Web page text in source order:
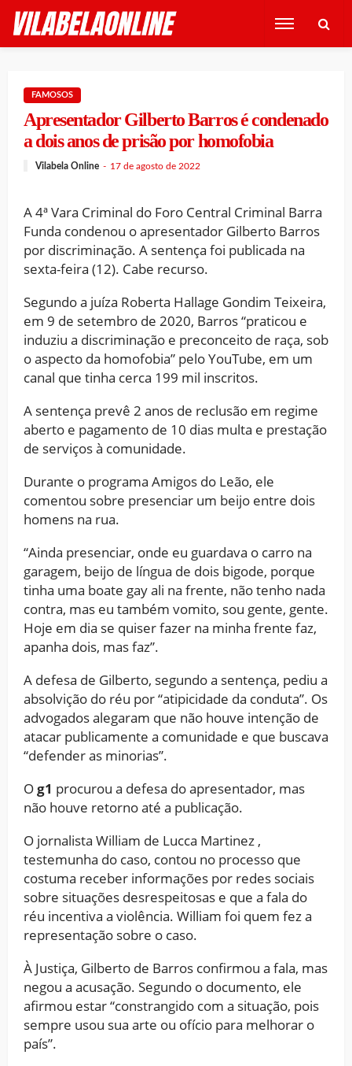
FAMOSOS
Apresentador Gilberto Barros é condenado
a dois anos de prisão por homofobia
Vilabela Online 17 de agosto de 2022
A 4ª Vara Criminal do Foro Central Criminal Barra
Funda condenou o apresentador Gilberto Barros
por discriminação. A sentença foi publicada na
sexta-feira (12). Cabe recurso.
Segundo a juíza Roberta Hallage Gondim Teixeira,
em 9 de setembro de 2020, Barros “praticou e
induziu a discriminação e preconceito de raça, sob
o aspecto da homofobia” pelo YouTube, em um
canal que tinha cerca 199 mil inscritos.
A sentença prevê 2 anos de reclusão em regime
aberto e pagamento de 10 dias multa e prestação
de serviços à comunidade.
Durante o programa Amigos do Leão, ele
comentou sobre presenciar um beijo entre dois
homens na rua.
“Ainda presenciar, onde eu guardava o carro na
garagem, beijo de língua de dois bigode, porque
tinha uma boate gay ali na frente, não tenho nada
contra, mas eu também vomito, sou gente, gente.
Hoje em dia se quiser fazer na minha frente faz,
apanha dois, mas faz”.
A defesa de Gilberto, segundo a sentença, pediu a
absolvição do réu por “atipicidade da conduta”. Os
advogados alegaram que não houve intenção de
atacar publicamente a comunidade e que buscava
“defender as minorias”.
Og1 procurou a defesa do apresentador, mas
não houve retorno até a publicação.
O jornalista William de Lucca Martinez ,
testemunha do caso, contou no processo que
costuma receber informações por redes sociais
sobre situações desrespeitosas e que a fala do
réu incentiva a violência. William foi quem fez a
representação sobre o caso.
À Justiça, Gilberto de Barros confirmou a fala, mas
negou a acusação. Segundo o documento, ele
afirmou estar “constrangido com a situação, pois
sempre usou sua arte ou ofício para melhorar o
país”.